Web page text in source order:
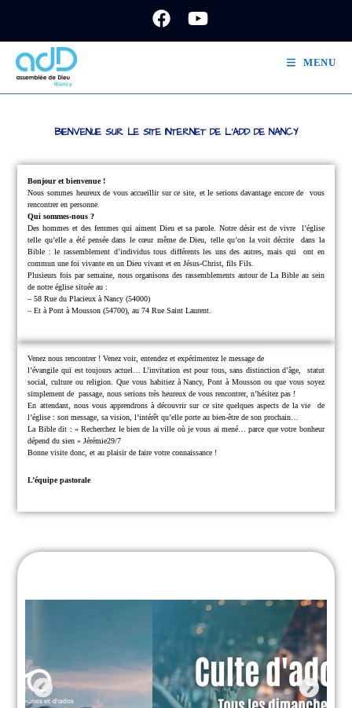
MENU
BIENVENUE SUR LE SITE INTERNET DE L'ADD DE NANCY
Bonjour et bienvenue !
Nous sommes heureux de vous accueillir sur ce site, et le serions davantage encore de vous
rencontrer en personne.
Qui sommes-nous ?
Des hommes et des femmes qui aiment Dieu et sa parole.Notre désir est de vivre l’église
telle qu’elle a été pensée dans le cœur même de Dieu, telle qu’on la voit décritedans la
Bible : le rassemblement d’individus tous différents les uns des autres, mais quiont en
commun une foi vivante en un Dieu vivant et en Jésus-Christ, fils Fils.
Plusieurs fois par semaine, nous organisons des rassemblements autour de La Bible au sein
de notre église située au :
– 58 Rue du Placieux à Nancy (54000)
– Et à Pont à Mousson (54700), au 74 Rue Saint Laurent.
Venez nous rencontrer !Venez voir, entendez et expérimentez le message de
l’évangile qui est toujours actuel… L’invitation est pour tous, sans distinction d’âge, statut
social, culture ou religion. Que vous habitiez à Nancy, Pont à Mousson ou que vous soyez
simplement depassage, nous serions très heureux de vous rencontrer, n’hésitez pas !
En attendant, nous vous apprendrons à découvrir sur ce site quelques aspects de la vie de
l’église : son message, sa vision, l’intérêt qu’elle porte au bien-être de son prochain…
La Bible dit : « Recherchez le bien de la ville où je vous ai mené… parce quevotre bonheur
dépend du sien » Jérémie29/7
Bonne visite donc, et au plaisir de faire votre connaissance !
L’équipe pastorale